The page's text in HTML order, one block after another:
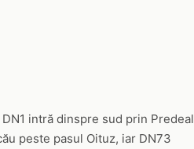
intră dinspre sud prin Predeal
peste pasul Oituz, iar DN73